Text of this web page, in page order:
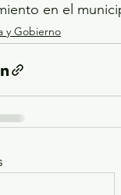
en el
y Gobierno